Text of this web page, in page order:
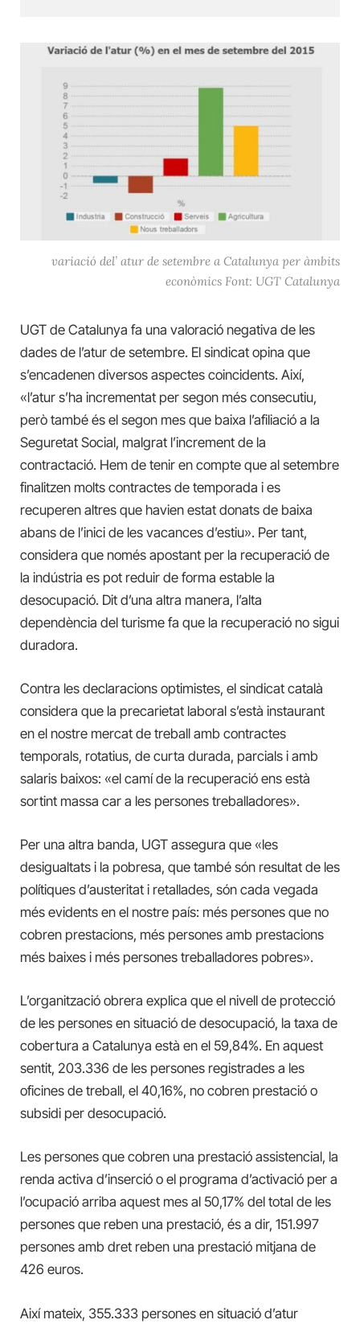
variació del’ atur de setembre a Catalunya per àmbits
econòmics Font: UGT Catalunya
UGT de Catalunya fa una valoració negativa de les
dades de l’atur de setembre. El sindicat opina que
s’encadenen diversos aspectes coincidents. Així,
«l’atur s’ha incrementat per segon més consecutiu,
però també és el segon mes que baixa l’afiliació a la
Seguretat Social, malgrat l’increment de la
contractació. Hem de tenir en compte que al setembre
finalitzen molts contractes de temporada i es
recuperen altres que havien estat donats de baixa
abans de l’inici de les vacances d’estiu». Per tant,
considera que només apostant per la recuperació de
la indústria es pot reduir de forma estable la
desocupació. Dit d’una altra manera, l’alta
dependència del turisme fa que la recuperació no sigui
duradora.
Contra les declaracions optimistes, el sindicat català
considera que la precarietat laboral s’està instaurant
en el nostre mercat de treball amb contractes
temporals, rotatius, de curta durada, parcials i amb
salaris baixos: «el camí de la recuperació ens està
sortint massa car a les persones treballadores».
Per una altra banda, UGT assegura que «les
desigualtats i la pobresa, que també són resultat de les
polítiques d’austeritat i retallades, són cada vegada
més evidents en el nostre país: més persones que no
cobren prestacions, més persones amb prestacions
més baixes i més persones treballadores pobres».
L’organització obrera explica que el nivell de protecció
de les persones en situació de desocupació, la taxa de
cobertura a Catalunya està en el 59,84%. En aquest
sentit, 203.336 de les persones registrades a les
oficines de treball, el 40,16%, no cobren prestació o
subsidi per desocupació.
Les persones que cobren una prestació assistencial, la
renda activa d’inserció o el programa d’activació per a
l’ocupació arriba aquest mes al 50,17% del total de les
persones que reben una prestació, és a dir, 151.997
persones amb dret reben una prestació mitjana de
426 euros.
Així mateix, 355.333 persones en situació d’atur